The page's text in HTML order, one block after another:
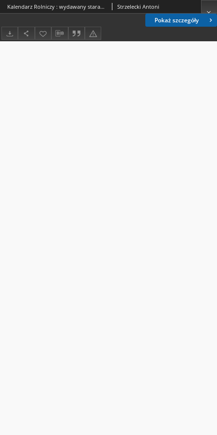
Pokaż szczegóły
Kalendarz Rolniczy : wydawany staraniem Antoniego Strzeleckiego na 1876 rok część 1 Strzelecki Antoni